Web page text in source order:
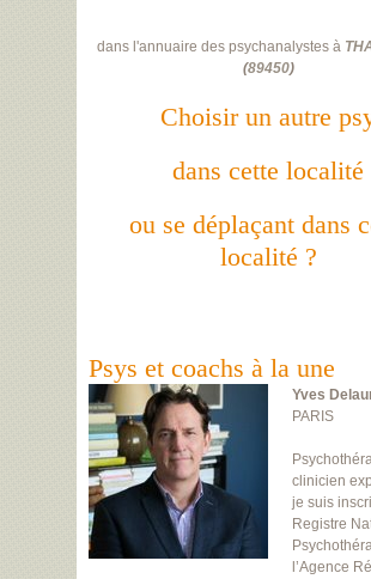
dans l'annuaire des psychanalystes à
(89450)
Choisir un autre
dans cette localité
ou se déplaçant dans
localité ?
Psys et coachs à la une
Yves
PARIS
clinicien
je suis
Registre
l’Agence